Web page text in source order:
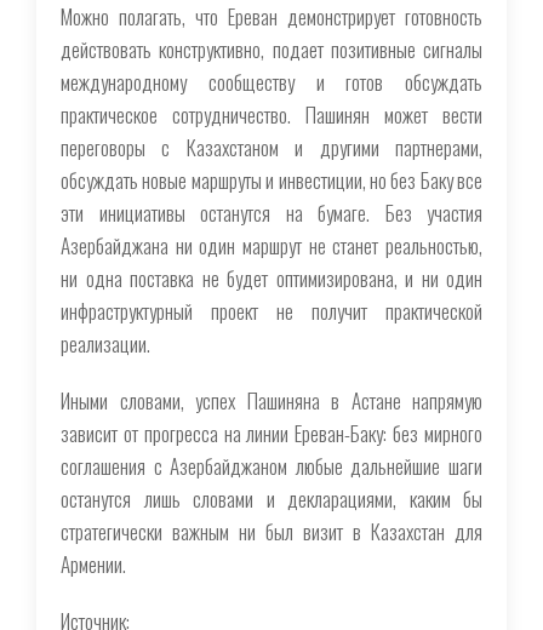
Можно полагать, что Ереван демонстрирует готовность
действовать конструктивно, подает позитивные сигналы
международному сообществу и готов обсуждать
практическое сотрудничество. Пашинян может вести
переговоры с Казахстаном и другими партнерами,
обсуждать новые маршруты и инвестиции, но без Баку все
эти инициативы останутся на бумаге. Без участия
Азербайджана ни один маршрут не станет реальностью,
ни одна поставка не будет оптимизирована, и ни один
инфраструктурный проект не получит практической
реализации.
Иными словами, успех Пашиняна в Астане напрямую
зависит от прогресса на линии Ереван-Баку: без мирного
соглашения с Азербайджаном любые дальнейшие шаги
останутся лишь словами и декларациями, каким бы
стратегически важным ни был визит в Казахстан для
Армении.
Источник: